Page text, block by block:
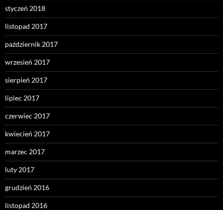
styczeń 2018
listopad 2017
październik 2017
wrzesień 2017
sierpień 2017
lipiec 2017
czerwiec 2017
kwiecień 2017
marzec 2017
luty 2017
grudzień 2016
listopad 2016